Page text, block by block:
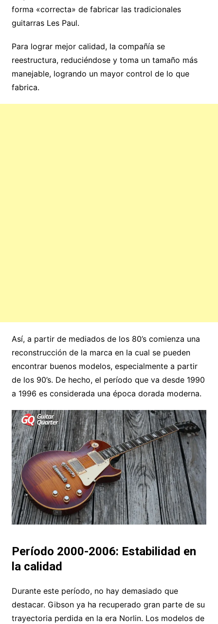
forma «correcta» de fabricar las tradicionales
guitarras Les Paul.
Para lograr mejor calidad, la compañía se
reestructura, reduciéndose y toma un tamaño más
manejable, logrando un mayor control de lo que
fabrica.
Así, a partir de mediados de los 80’s comienza una
reconstrucción de la marca en la cual se pueden
encontrar buenos modelos, especialmente a partir
de los 90’s. De hecho, el período que va desde 1990
a 1996 es considerada una época dorada moderna.
Período 2000-2006: Estabilidad en
la calidad
Durante este período, no hay demasiado que
destacar. Gibson ya ha recuperado gran parte de su
trayectoria perdida en la era Norlin. Los modelos de